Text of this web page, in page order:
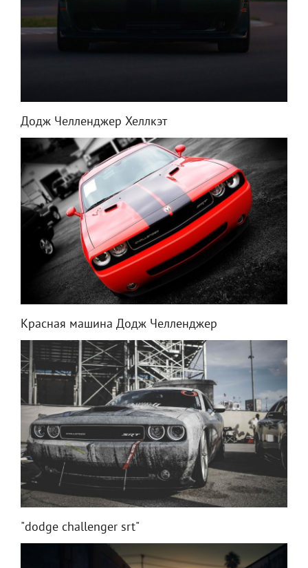
Додж Челленджер Хеллкэт
Красная машина Додж Челленджер
"dodge challenger srt"